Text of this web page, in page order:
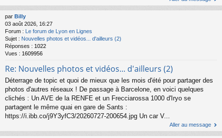
par Billy
03 août 2026, 16:27
Forum : Le forum de Lyon en Lignes
Sujet : Nouvelles photos et vidéos... d'ailleurs (2)
Réponses : 1022
Vues : 1609956
Re: Nouvelles photos et vidéos... d'ailleurs (2)
Déterrage de topic et quoi de mieux que les mois d'été pour partager des
photos d'autres réseaux ! De passage à Barcelone, en voici quelques
clichés : Un AVE de la RENFE et un Frecciarossa 1000 d'Iryo se
partagent le même quai en gare de Sants :
https://i.ibb.co/j9Y3yfC3/20260727-200654.jpg Un car V...
Aller au message